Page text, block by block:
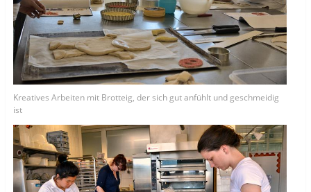
Kreatives Arbeiten mit Brotteig, der sich gut anfühlt und geschmeidig
ist